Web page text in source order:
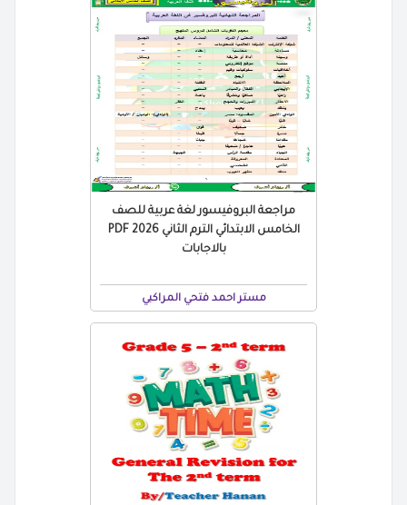
مراجعة البروفيسور لغة عربية للصف
الخامس الابتدائي الترم الثاني 2026 PDF
بالاجابات
مستر احمد فتحي المراكبي